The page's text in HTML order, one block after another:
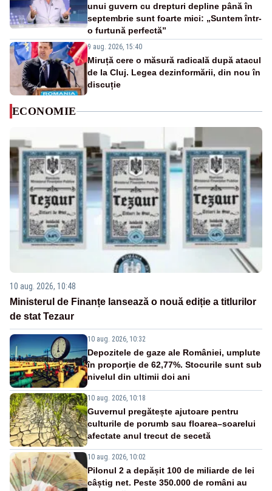
unui guvern cu drepturi depline până în
septembrie sunt foarte mici: „Suntem într-
o furtună perfectă”
9 aug. 2026, 15:40
Miruță cere o măsură radicală după atacul
de la Cluj. Legea dezinformării, din nou în
discuție
ECONOMIE
10 aug. 2026, 10:48
Ministerul de Finanțe lansează o nouă ediție a titlurilor
de stat Tezaur
10 aug. 2026, 10:32
Depozitele de gaze ale României, umplute
în proporţie de 62,77%. Stocurile sunt sub
nivelul din ultimii doi ani
10 aug. 2026, 10:18
Guvernul pregătește ajutoare pentru
culturile de porumb sau floarea–soarelui
afectate anul trecut de secetă
10 aug. 2026, 10:02
Pilonul 2 a depășit 100 de miliarde de lei
câștig net. Peste 350.000 de români au